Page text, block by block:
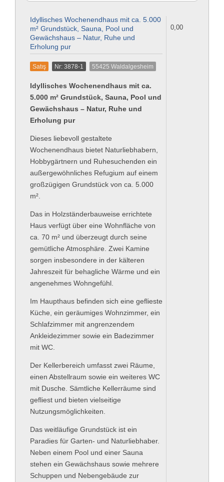
Idyllisches Wochenendhaus mit ca. 5.000
m² Grundstück, Sauna, Pool und
Gewächshaus – Natur, Ruhe und
Erholung pur
Satış Nr: 3878-1 55425 Waldalgesheim
Idyllisches Wochenendhaus mit ca.
5.000 m² Grundstück, Sauna, Pool und
Gewächshaus – Natur, Ruhe und
Erholung pur
Dieses liebevoll gestaltete
Wochenendhaus bietet Naturliebhabern,
Hobbygärtnern und Ruhesuchenden ein
außergewöhnliches Refugium auf einem
großzügigen Grundstück von ca. 5.000
m².
Das in Holzständerbauweise errichtete
Haus verfügt über eine Wohnfläche von
ca. 70 m² und überzeugt durch seine
gemütliche Atmosphäre. Zwei Kamine
sorgen insbesondere in der kälteren
Jahreszeit für behagliche Wärme und ein
angenehmes Wohngefühl.
Im Haupthaus befinden sich eine geflieste
Küche, ein geräumiges Wohnzimmer, ein
Schlafzimmer mit angrenzendem
Ankleidezimmer sowie ein Badezimmer
mit WC.
Der Kellerbereich umfasst zwei Räume,
einen Abstellraum sowie ein weiteres WC
mit Dusche. Sämtliche Kellerräume sind
gefliest und bieten vielseitige
Nutzungsmöglichkeiten.
Das weitläufige Grundstück ist ein
Paradies für Garten- und Naturliebhaber.
Neben einem Pool und einer Sauna
stehen ein Gewächshaus sowie mehrere
Schuppen und Nebengebäude zur
0,00